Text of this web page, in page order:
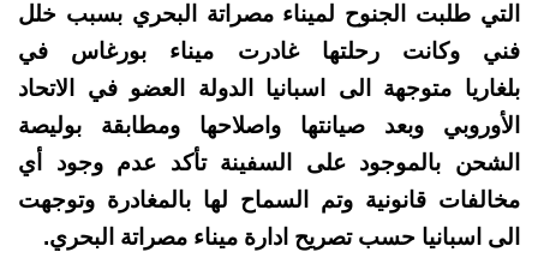
التي طلبت الجنوح لميناء مصراتة البحري بسبب خلل
فني وكانت رحلتها غادرت ميناء بورغاس في
بلغاريا متوجهة الى اسبانيا الدولة العضو في الاتحاد
الأوروبي وبعد صيانتها واصلاحها ومطابقة بوليصة
الشحن بالموجود على السفينة تأكد عدم وجود أي
مخالفات قانونية وتم السماح لها بالمغادرة وتوجهت
الى اسبانيا حسب تصريح ادارة ميناء مصراتة البحري.